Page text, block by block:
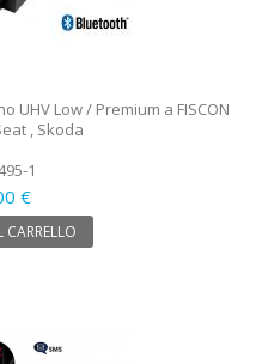
Low / Premium a FISCON
, Skoda
1
€